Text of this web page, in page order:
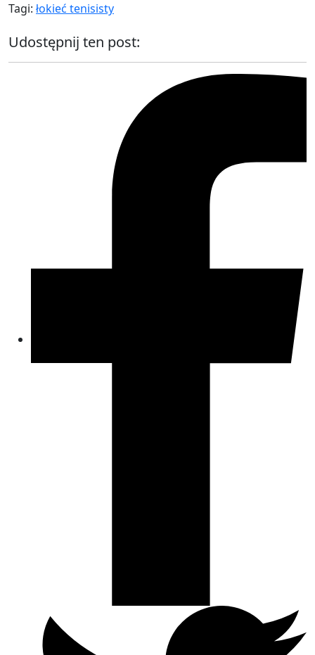
Tagi: łokieć tenisisty
Udostępnij ten post: